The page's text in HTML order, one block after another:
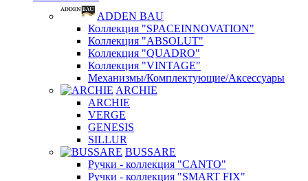
ADDEN BAU
Коллекция "SPACEINNOVATION"
Коллекция "ABSOLUT"
Коллекция "QUADRO"
Коллекция "VINTAGE"
Механизмы/Комплектующие/Аксессуары
ARCHIE
ARCHIE
VERGE
GENESIS
SILLUR
BUSSARE
Ручки - коллекция "CANTO"
Ручки - коллекция "SMART FIX"